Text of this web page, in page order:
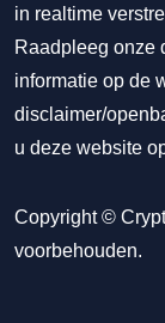
in realtime
Raadpleeg onze
informatie op de
disclaimer/
u deze website
Copyright ©
voorbehouden.